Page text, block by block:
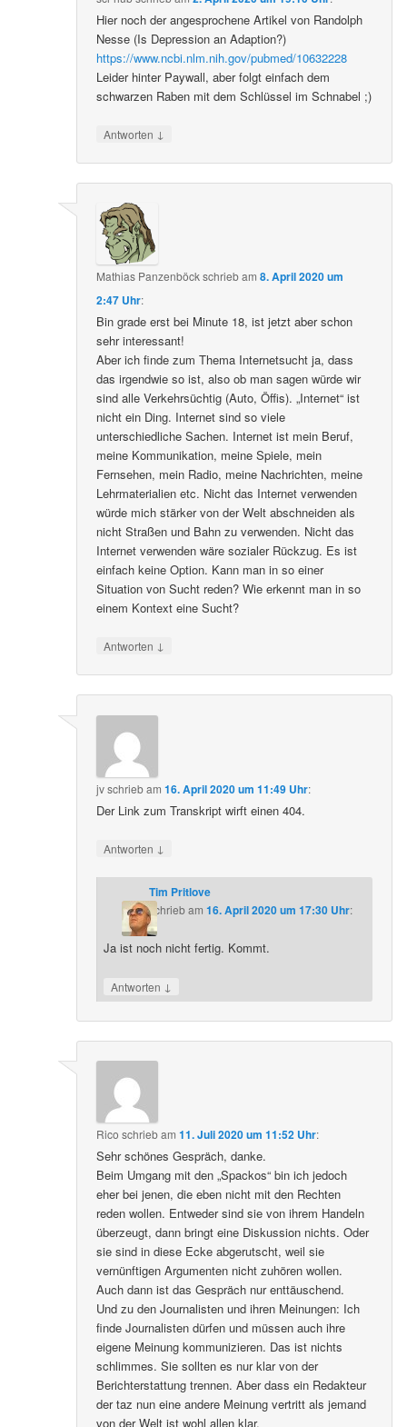
Hier noch der angesprochene Artikel von Randolph
Nesse (Is Depression an Adaption?)
https://www.ncbi.nlm.nih.gov/pubmed/10632228
Leider hinter Paywall, aber folgt einfach dem
schwarzen Raben mit dem Schlüssel im Schnabel ;)
Antworten ↓
Mathias Panzenböckschriebam8. April 2020 um
2:47 Uhr:
Bin grade erst bei Minute 18, ist jetzt aber schon
sehr interessant!
Aber ich finde zum Thema Internetsucht ja, dass
das irgendwie so ist, also ob man sagen würde wir
sind alle Verkehrsüchtig (Auto, Öffis). „Internet“ ist
nicht ein Ding. Internet sind so viele
unterschiedliche Sachen. Internet ist mein Beruf,
meine Kommunikation, meine Spiele, mein
Fernsehen, mein Radio, meine Nachrichten, meine
Lehrmaterialien etc. Nicht das Internet verwenden
würde mich stärker von der Welt abschneiden als
nicht Straßen und Bahn zu verwenden. Nicht das
Internet verwenden wäre sozialer Rückzug. Es ist
einfach keine Option. Kann man in so einer
Situation von Sucht reden? Wie erkennt man in so
einem Kontext eine Sucht?
Antworten ↓
jvschriebam16. April 2020 um 11:49 Uhr:
Der Link zum Transkript wirft einen 404.
Antworten ↓
Tim Pritlove
schriebam 16. April 2020 um 17:30 Uhr:
Ja ist noch nicht fertig. Kommt.
Antworten ↓
Rico schriebam11. Juli 2020 um 11:52 Uhr:
Sehr schönes Gespräch, danke.
Beim Umgang mit den „Spackos“ bin ich jedoch
eher bei jenen, die eben nicht mit den Rechten
reden wollen. Entweder sind sie von ihrem Handeln
überzeugt, dann bringt eine Diskussion nichts. Oder
sie sind in diese Ecke abgerutscht, weil sie
vernünftigen Argumenten nicht zuhören wollen.
Auch dann ist das Gespräch nur enttäuschend.
Und zu den Journalisten und ihren Meinungen: Ich
finde Journalisten dürfen und müssen auch ihre
eigene Meinung kommunizieren. Das ist nichts
schlimmes. Sie sollten es nur klar von der
Berichterstattung trennen. Aber dass ein Redakteur
der taz nun eine andere Meinung vertritt als jemand
von der Welt ist wohl allen klar.